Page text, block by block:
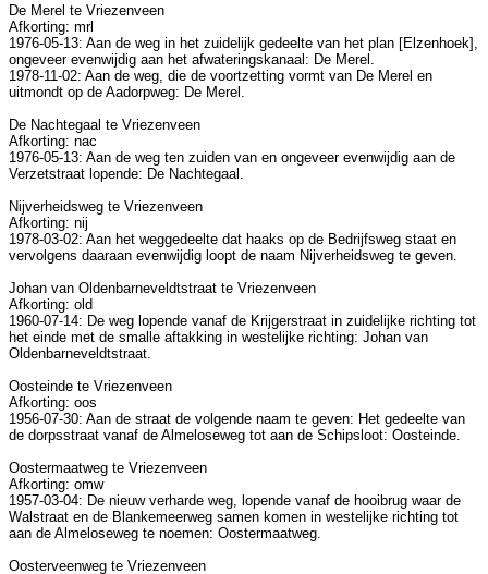
De Merel te Vriezenveen
Afkorting: mrl
1976-05-13: Aan de weg in het zuidelijk gedeelte van het plan [Elzenhoek],
ongeveer evenwijdig aan het afwateringskanaal: De Merel.
1978-11-02: Aan de weg, die de voortzetting vormt van De Merel en
uitmondt op de Aadorpweg: De Merel.
De Nachtegaal te Vriezenveen
Afkorting: nac
1976-05-13: Aan de weg ten zuiden van en ongeveer evenwijdig aan de
Verzetstraat lopende: De Nachtegaal.
Nijverheidsweg te Vriezenveen
Afkorting: nij
1978-03-02: Aan het weggedeelte dat haaks op de Bedrijfsweg staat en
vervolgens daaraan evenwijdig loopt de naam Nijverheidsweg te geven.
Johan van Oldenbarneveldtstraat te Vriezenveen
Afkorting: old
1960-07-14: De weg lopende vanaf de Krijgerstraat in zuidelijke richting tot
het einde met de smalle aftakking in westelijke richting: Johan van
Oldenbarneveldtstraat.
Oosteinde te Vriezenveen
Afkorting: oos
1956-07-30: Aan de straat de volgende naam te geven: Het gedeelte van
de dorpsstraat vanaf de Almeloseweg tot aan de Schipsloot: Oosteinde.
Oostermaatweg te Vriezenveen
Afkorting: omw
1957-03-04: De nieuw verharde weg, lopende vanaf de hooibrug waar de
Walstraat en de Blankemeerweg samen komen in westelijke richting tot
aan de Almeloseweg te noemen: Oostermaatweg.
Oosterveenweg te Vriezenveen